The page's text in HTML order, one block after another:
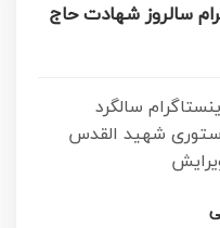
سالروز شهادت حاج
سالگرد
شهید القدس